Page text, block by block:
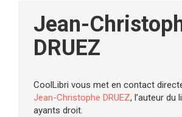
Jean-
DRUEZ
CoolLibri vous met en contact
Jean-Christophe DRUEZ, l’auteur du
ayants droit.